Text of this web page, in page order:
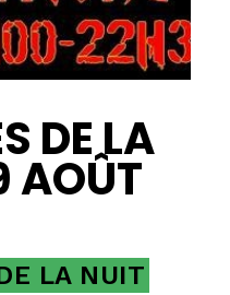
DE LA
AOÛT
LA NUIT